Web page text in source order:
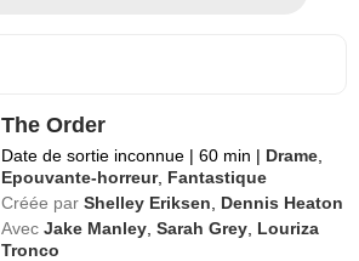
The Order
Date de sortie inconnue | 60 min | Drame
Epouvante-horreur, Fantastique
Créée par Shelley Eriksen
Dennis Heaton
Avec Jake Manley ,Sarah Grey Louriza
Tronco